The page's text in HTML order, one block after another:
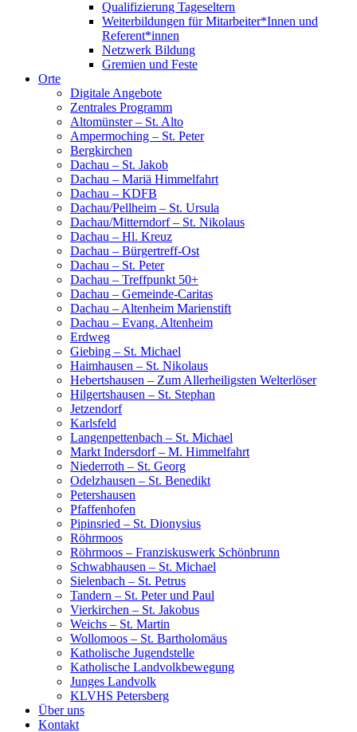
Qualifizierung Tageseltern
Weiterbildungen für Mitarbeiter*Innen und
Referent*innen
Netzwerk Bildung
Gremien und Feste
Orte
Digitale Angebote
Zentrales Programm
Altomünster – St. Alto
Ampermoching – St. Peter
Bergkirchen
Dachau – St. Jakob
Dachau – Mariä Himmelfahrt
Dachau – KDFB
Dachau/Pellheim – St. Ursula
Dachau/Mitterndorf – St. Nikolaus
Dachau – Hl. Kreuz
Dachau – Bürgertreff-Ost
Dachau – St. Peter
Dachau – Treffpunkt 50+
Dachau – Gemeinde-Caritas
Dachau – Altenheim Marienstift
Dachau – Evang. Altenheim
Erdweg
Giebing – St. Michael
Haimhausen – St. Nikolaus
Hebertshausen – Zum Allerheiligsten Welterlöser
Hilgertshausen – St. Stephan
Jetzendorf
Karlsfeld
Langenpettenbach – St. Michael
Markt Indersdorf – M. Himmelfahrt
Niederroth – St. Georg
Odelzhausen – St. Benedikt
Petershausen
Pfaffenhofen
Pipinsried – St. Dionysius
Röhrmoos
Röhrmoos – Franziskuswerk Schönbrunn
Schwabhausen – St. Michael
Sielenbach – St. Petrus
Tandern – St. Peter und Paul
Vierkirchen – St. Jakobus
Weichs – St. Martin
Wollomoos – St. Bartholomäus
Katholische Jugendstelle
Katholische Landvolkbewegung
Junges Landvolk
KLVHS Petersberg
Über uns
Kontakt